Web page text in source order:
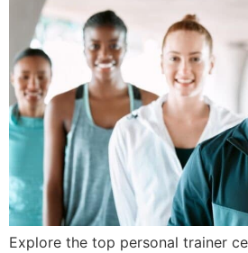
Explore the top personal trainer